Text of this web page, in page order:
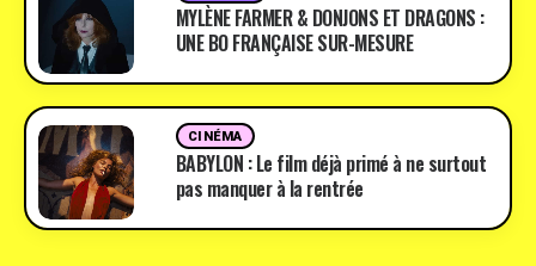
MYLÈNE FARMER & DONJONS ET DRAGONS :
UNE BO FRANÇAISE SUR-MESURE
CINÉMA
BABYLON : Le film déjà primé à ne surtout
pas manquer à la rentrée